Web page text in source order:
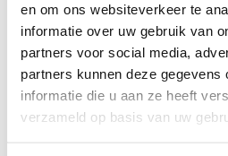
en om ons websiteverkeer te
informatie over uw gebruik van
partners voor social media,
partners kunnen deze gegevens
informatie die u aan ze heeft
verzameld op basis van uw